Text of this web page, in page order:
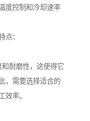
度控制和冷却速率
点：
耐磨性，这使得它
，需要选择适合的
效率。